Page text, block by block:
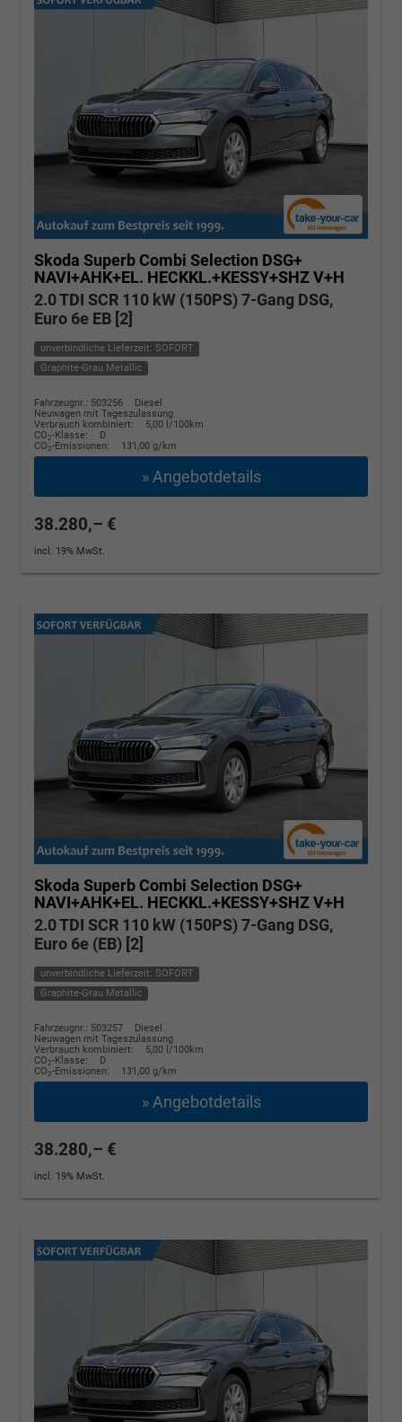
Skoda Superb Combi Selection DSG+
NAVI+AHK+EL. HECKKL.+KESSY+SHZ V+H
2.0 TDI SCR 110 kW (150PS) 7-Gang DSG,
Euro 6e EB [2]
unverbindliche Lieferzeit: SOFORT
Graphite-Grau Metallic
Fahrzeugnr.: 503256
Diesel
Neuwagen mit Tageszulassung
Verbrauch kombiniert:
5,00 l/100km
CO2-Klasse:
D
CO2-Emissionen: 131,00 g/km
» Angebotdetails
38.280,– €
incl. 19% MwSt.
Skoda Superb Combi Selection DSG+
NAVI+AHK+EL. HECKKL.+KESSY+SHZ V+H
2.0 TDI SCR 110 kW (150PS) 7-Gang DSG,
Euro 6e (EB) [2]
unverbindliche Lieferzeit: SOFORT
Graphite-Grau Metallic
Fahrzeugnr.: 503257
Diesel
Neuwagen mit Tageszulassung
Verbrauch kombiniert:
5,00 l/100km
CO2-Klasse:
D
CO2-Emissionen: 131,00 g/km
» Angebotdetails
38.280,– €
incl. 19% MwSt.